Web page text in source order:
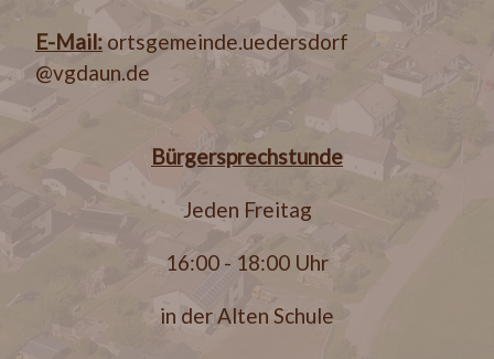
E-Mail: ortsgemeinde.uedersdorf
@vgdaun.de
Bürgersprechstunde
Jeden Freitag
16:00 - 18:00 Uhr
in der Alten Schule